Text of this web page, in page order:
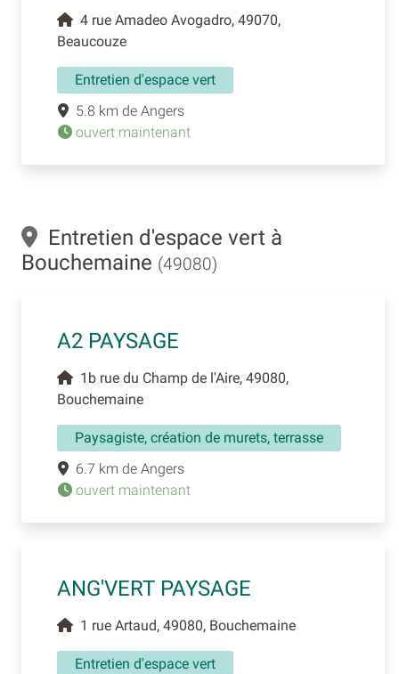
4 rue Amadeo Avogadro, 49070,
Beaucouze
Entretien d'espace vert
5.8 km de Angers
ouvert maintenant
Entretien d'espace vert à
Bouchemaine (49080)
A2 PAYSAGE
1b rue du Champ de l'Aire, 49080,
Bouchemaine
Paysagiste, création de murets, terrasse
6.7 km de Angers
ouvert maintenant
ANG'VERT PAYSAGE
1 rue Artaud, 49080, Bouchemaine
Entretien d'espace vert